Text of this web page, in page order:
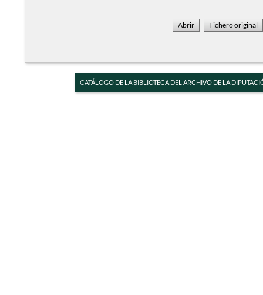
CATÁLOGO DE LA BIBLIOTECA DEL ARCHIVO DE LA